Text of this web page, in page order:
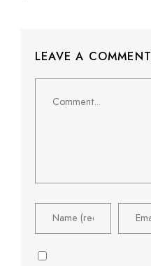
LEAVE A COMMENT